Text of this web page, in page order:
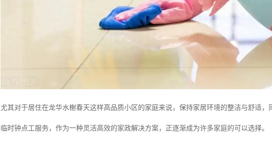
尤其对于居住在龙华水榭春天这样高品质小区的家庭来说，保持家居环境的整洁与舒适
临时钟点工服务，作为一种灵活高效的家政解决方案，正逐渐成为许多家庭的可以选择。